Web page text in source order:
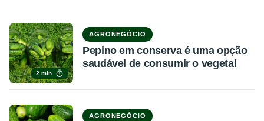
2 min
AGRONEGÓCIO
Pepino em conserva é uma opção
saudável de consumir o vegetal
AGRONEGÓCIO